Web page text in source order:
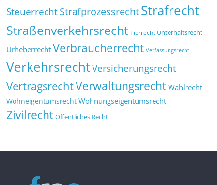
SteuerrechtStrafprozessrechtStrafrecht
Straßenverkehrsrecht Tierrecht Unterhaltsrecht
Urheberrecht Verbraucherrecht Verfassungsrecht
VerkehrsrechtVersicherungsrecht
VertragsrechtVerwaltungsrecht Wahlrecht
Wohneigentumsrecht Wohnungseigentumsrecht
Zivilrecht Öffentliches Recht